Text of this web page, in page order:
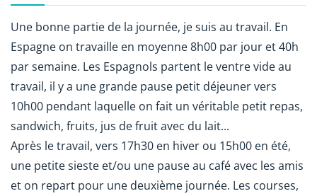
Une bonne partie de la journée, je suis au travail. En
Espagne on travaille en moyenne 8h00 par jour et 40h
par semaine. Les Espagnols partent le ventre vide au
travail, il y a une grande pause petit déjeuner vers
10h00 pendant laquelle on fait un véritable petit repas,
sandwich, fruits, jus de fruit avec du lait...
Après le travail, vers 17h30 en hiver ou 15h00 en été,
une petite sieste et/ou une pause au café avec les amis
et on repart pour une deuxième journée. Les courses,